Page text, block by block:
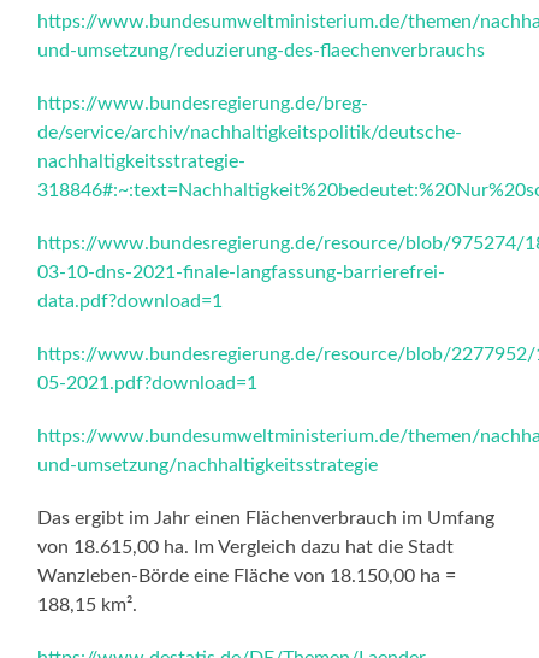
https://www.bundesumweltministerium.de/themen/
und-umsetzung/reduzierung-des-flaechenverbrauchs
https://www.bundesregierung.de/breg-
de/service/archiv/nachhaltigkeitspolitik/deutsche-
nachhaltigkeitsstrategie-
https://www.bundesregierung.de/resource/blob/
03-10-dns-2021-finale-langfassung-barrierefrei-
data.pdf?download=1
https://www.bundesregierung.de/resource/blob/
05-2021.pdf?download=1
https://www.bundesumweltministerium.de/themen/
und-umsetzung/nachhaltigkeitsstrategie
Das ergibt im Jahr einen Flächenverbrauch im Umfang
von 18.615,00 ha. Im Vergleich dazu hat die Stadt
Wanzleben-Börde eine Fläche von 18.150,00 ha =
188,15 km².